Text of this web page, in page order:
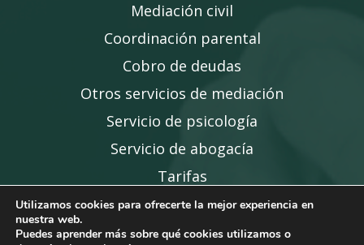
Mediación civil
Coordinación parental
Cobro de deudas
Otros servicios de mediación
Servicio de psicología
Servicio de abogacía
Tarifas
Utilizamos cookies para ofrecerte la mejor experiencia en
nuestra web.
Puedes aprender más sobre qué cookies utilizamos o